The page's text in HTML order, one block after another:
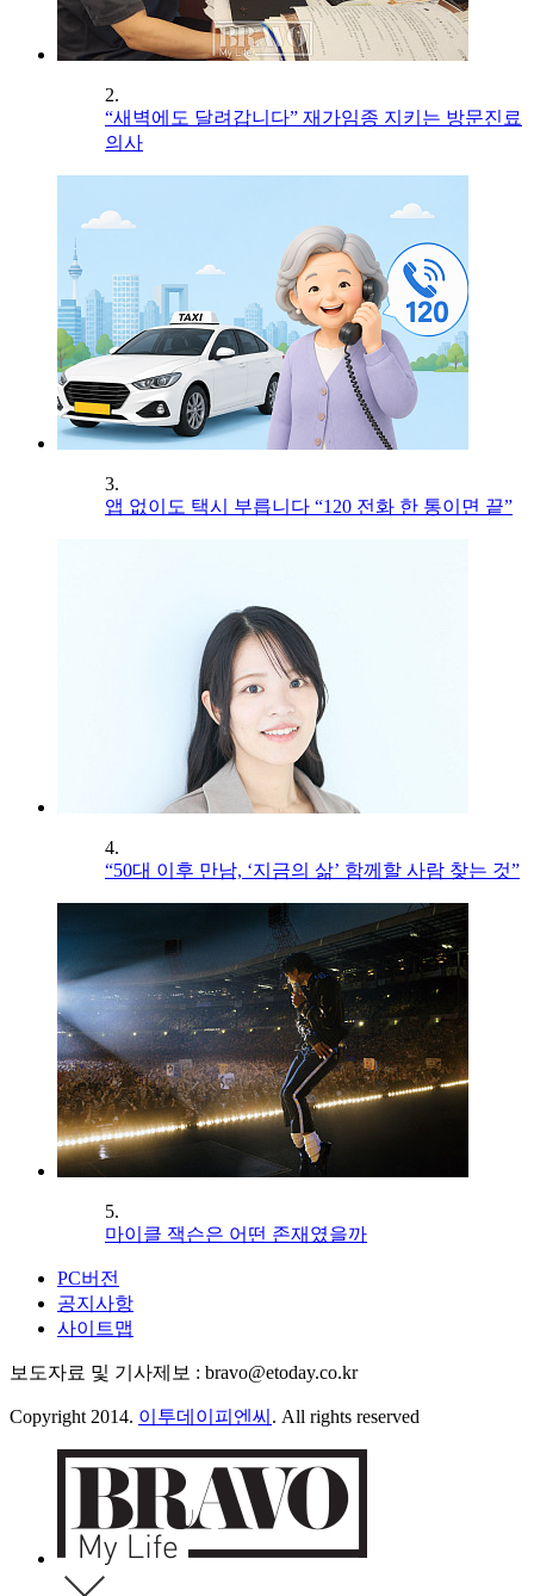
2.
“새벽에도 달려갑니다” 재가임종 지키는 방문진료
의사
3.
앱 없이도 택시 부릅니다 “120 전화 한 통이면 끝”
4.
“50대 이후 만남, ‘지금의 삶’ 함께할 사람 찾는 것”
5.
마이클 잭슨은 어떤 존재였을까
PC버전
공지사항
사이트맵
보도자료 및 기사제보 : bravo@etoday.co.kr
Copyright 2014. 이투데이피엔씨 . All rights reserved